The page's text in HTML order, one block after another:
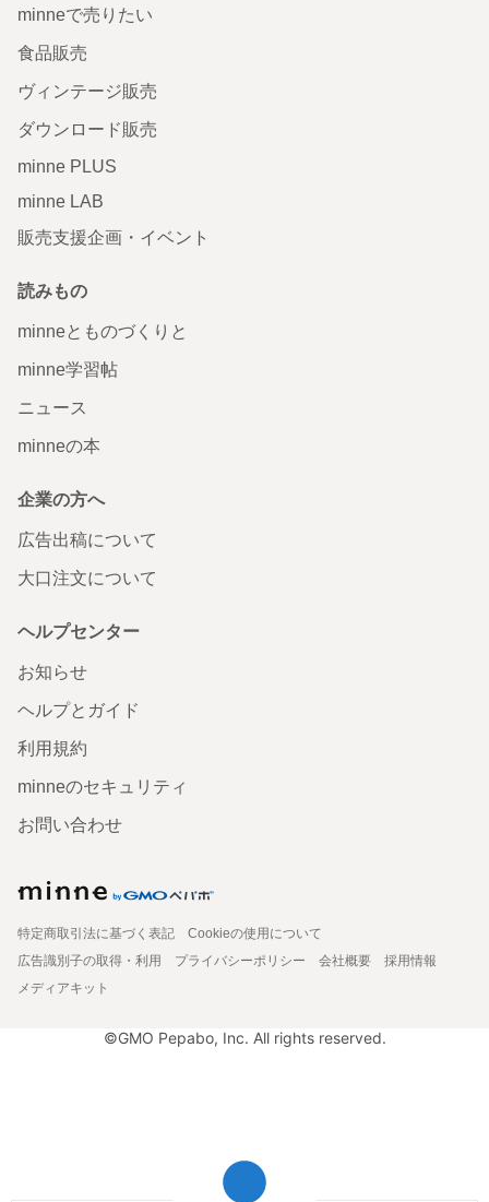
minneで売りたい
食品販売
ヴィンテージ販売
ダウンロード販売
minne PLUS
minne LAB
販売支援企画・イベント
読みもの
minneとものづくりと
minne学習帖
ニュース
minneの本
企業の方へ
広告出稿について
大口注文について
ヘルプセンター
お知らせ
ヘルプとガイド
利用規約
minneのセキュリティ
お問い合わせ
特定商取引法に基づく表記
Cookieの使用について
広告識別子の取得・利用
プライバシーポリシー 会社概要
採用情報
メディアキット
©GMO Pepabo, Inc. All rights reserved.